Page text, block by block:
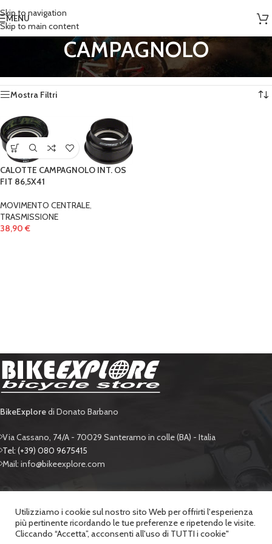
Skip to navigation
Skip to main content
MENU
CAMPAGNOLO
Prodotti taggati “CAMPAGNOLO” Visualizzazione del risultato
Mostra Filtri
CALOTTE CAMPAGNOLO INT. OS
FIT 86,5X41
MOVIMENTO CENTRALE,
TRASMISSIONE
38,90 €
BikeExploredi Donato Barbano
Via Cassano, 74/A - 70029 Santeramo in colle (BA) - Italia
Tel: (+39) 080 9675415
Mail: info@bikeexplore.com
BIKE EXPLORE
SUPPORTO
Utilizziamo i cookie sul nostro sito Web per offrirti l'esperienza
più pertinente ricordando le tue preferenze e ripetendo le visite.
Cliccando “Accetta”, acconsenti all'uso di TUTTI i cookie"